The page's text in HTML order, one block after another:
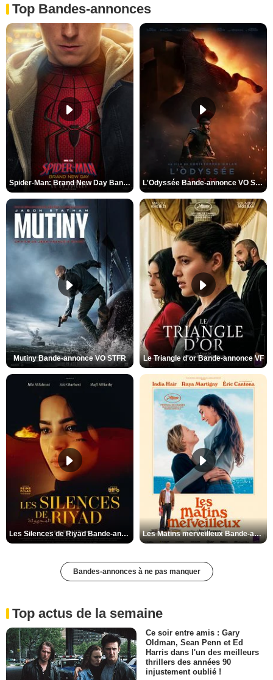
Top Bandes-annonces
Spider-Man: Brand New Day Bande-annonce VO STFR L'Odyssée Bande-annonce VO STFR
Mutiny Bande-annonce VO STFR Le Triangle d'or Bande-annonce VF
Les Silences de Riyad Bande-annonce VO STFR Les Matins merveilleux Bande-annonce VF
Bandes-annonces à ne pas manquer
Top actus de la semaine
Ce soir entre amis : Gary
Oldman, Sean Penn et Ed
Harris dans l'un des meilleurs
thrillers des années 90
injustement oublié !